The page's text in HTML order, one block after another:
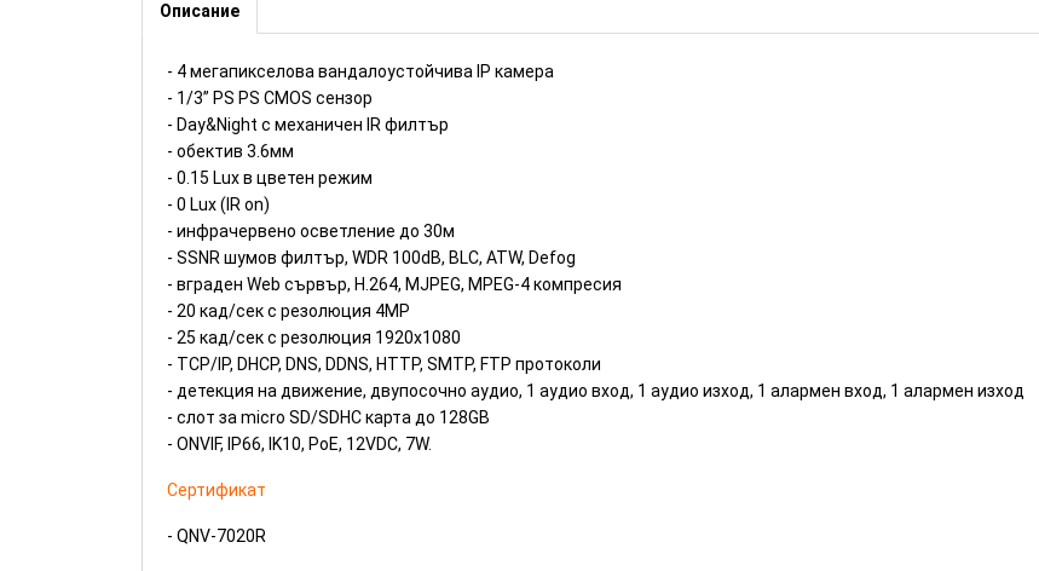
Описание
- 4 мегапикселова вандалоустойчива IP камера
- 1/3” PS PS CMOS сензор
- Day&Night с механичен IR филтър
- обектив 3.6мм
- 0.15 Lux в цветен режим
- 0 Lux (IR on)
- инфрачервено осветление до 30м
- SSNR шумов филтър, WDR 100dB, BLC, ATW, Defog
- вграден Web сървър, H.264, MJPEG, MPEG-4 компресия
- 20 кад/сек с резолюция 4MP
- 25 кад/сек с резолюция 1920x1080
- TCP/IP, DHCP, DNS, DDNS, HTTP, SMTP, FTP протоколи
- детекция на движение, двупосочно аудио, 1 аудио вход, 1 аудио изход, 1 алармен вход, 1 алармен изход
- слот за micro SD/SDHC карта до 128GB
- ONVIF, IP66, IK10, PoE, 12VDC, 7W.
Сертификат
- QNV-7020R